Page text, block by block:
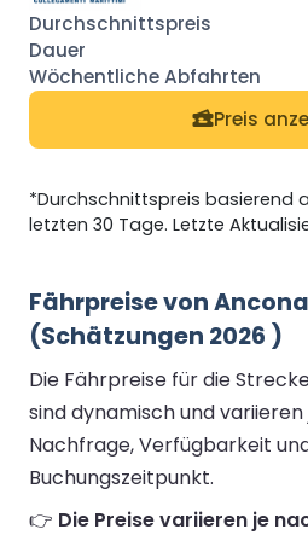
Preis
*Durchschnittspreis basierend
letzten 30 Tage. Letzte
Fährpreise von
(Schätzungen 2026 )
Die Fährpreise für die
sind dynamisch und
Nachfrage, Verfügbarkeit
Buchungszeitpunkt.
👉 Die Preise variieren je